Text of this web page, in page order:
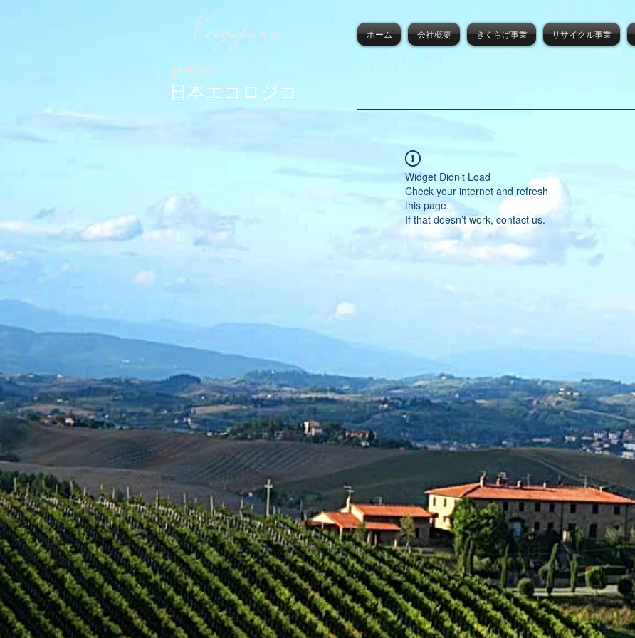
Ecoyapann
株式会社
日本エコロジコ
ホーム 会社概要 きくらげ事業 リサイクル事業
Widget Didn’t Load
Check your internet and refresh
this page.
If that doesn’t work, contact us.